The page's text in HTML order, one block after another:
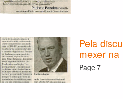
Pela
mexer na
Page 7